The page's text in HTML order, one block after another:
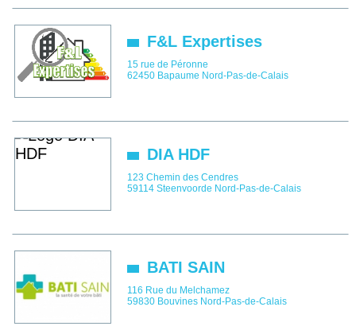
F&L Expertises
15 rue de Péronne
62450 Bapaume Nord-Pas-de-Calais
DIA HDF
123 Chemin des Cendres
59114 Steenvoorde Nord-Pas-de-Calais
BATI SAIN
116 Rue du Melchamez
59830 Bouvines Nord-Pas-de-Calais